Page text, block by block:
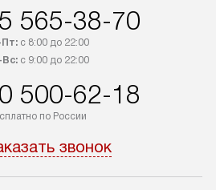
в Москве.
условия
Если
определяется
в разделе
при
565-38-70
с 8:00 до 22:00
с 9:00 до 22:00
500-62-18
по России
звонок